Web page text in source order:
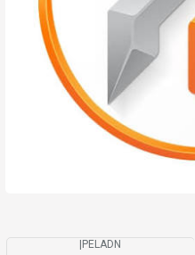
|PELADN